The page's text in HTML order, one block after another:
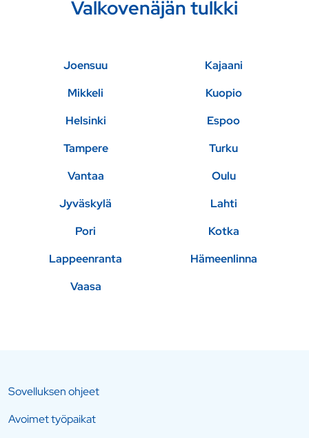
Valkovenäjän tulkki
Joensuu
Kajaani
Mikkeli
Kuopio
Helsinki
Espoo
Tampere
Turku
Vantaa
Oulu
Jyväskylä
Lahti
Pori
Kotka
Lappeenranta
Hämeenlinna
Vaasa
Sovelluksen ohjeet
Avoimet työpaikat